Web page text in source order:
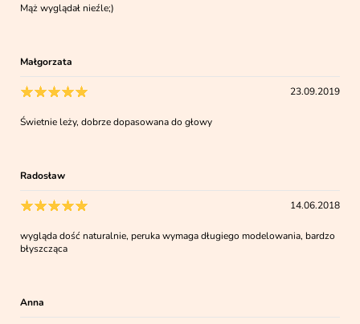
Mąż wyglądał nieźle;)
Małgorzata
23.09.2019
Świetnie leży, dobrze dopasowana do głowy
Radosław
14.06.2018
wygląda dość naturalnie, peruka wymaga długiego modelowania, bardzo
błyszcząca
Anna